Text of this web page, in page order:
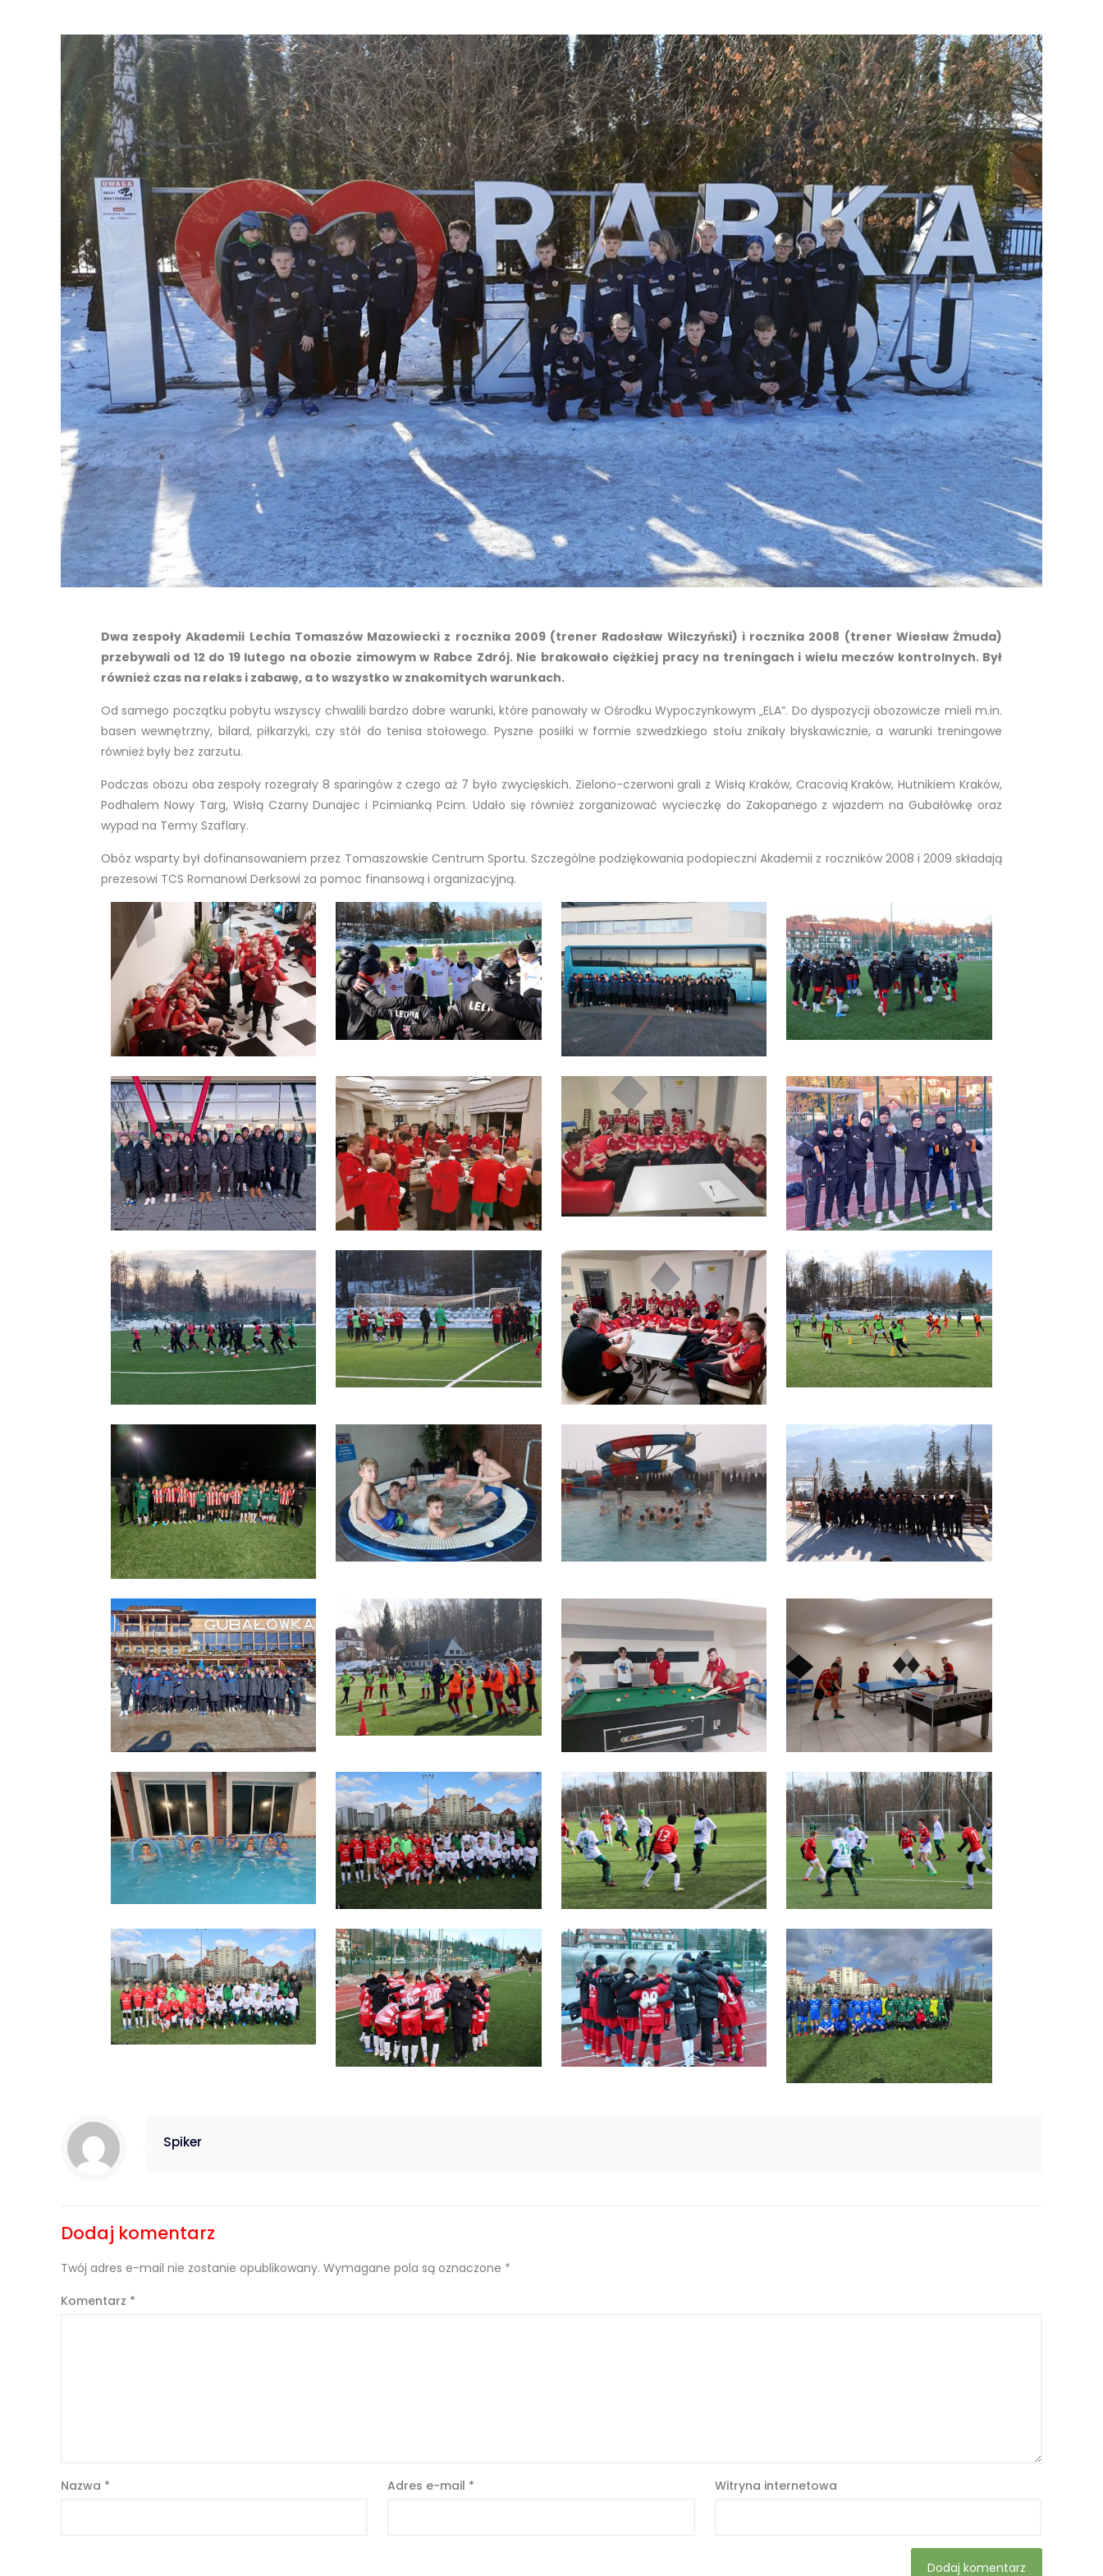
Dwa zespoły Akademii Lechia Tomaszów Mazowiecki z rocznika 2009 (trener Radosław Wilczyński) i rocznika 2008 (trener Wiesław Żmuda)
przebywali od 12 do 19 lutego na obozie zimowym w Rabce Zdrój. Nie brakowało ciężkiej pracy na treningach i wielu meczów kontrolnych. Był
również czas na relaks i zabawę, a to wszystko w znakomitych warunkach.
Od samego początku pobytu wszyscy chwalili bardzo dobre warunki, które panowały w Ośrodku Wypoczynkowym „ELA”. Do dyspozycji obozowicze mieli m.in.
basen wewnętrzny, bilard, piłkarzyki, czy stół do tenisa stołowego. Pyszne posiłki w formie szwedzkiego stołu znikały błyskawicznie, a warunki treningowe
również były bez zarzutu.
Podczas obozu oba zespoły rozegrały 8 sparingów z czego aż 7 było zwycięskich. Zielono-czerwoni grali z Wisłą Kraków, Cracovią Kraków, Hutnikiem Kraków,
Podhalem Nowy Targ, Wisłą Czarny Dunajec i Pcimianką Pcim. Udało się również zorganizować wycieczkę do Zakopanego z wjazdem na Gubałówkę oraz
wypad na Termy Szaflary.
Obóz wsparty był dofinansowaniem przez Tomaszowskie Centrum Sportu. Szczególne podziękowania podopieczni Akademii z roczników 2008 i 2009 składają
prezesowi TCS Romanowi Derksowi za pomoc finansową i organizacyjną.
Spiker
Dodaj komentarz
Twój adres e-mail nie zostanie opublikowany. Wymagane pola są oznaczone *
Komentarz *
Nazwa * Adres e-mail * Witryna internetowa